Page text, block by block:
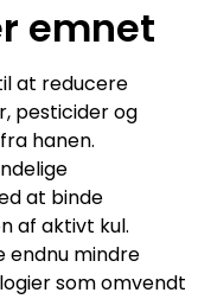
emnet
at reducere
pesticider og
hanen.
at binde
af aktivt kul.
endnu mindre
som omvendt